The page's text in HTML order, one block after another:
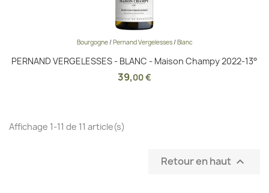
Bourgogne/Pernand Vergelesses/Blanc
PERNAND VERGELESSES - BLANC - Maison Champy 2022-13°
39,00 €
Affichage 1-11 de 11 article(s)
Retour en haut 